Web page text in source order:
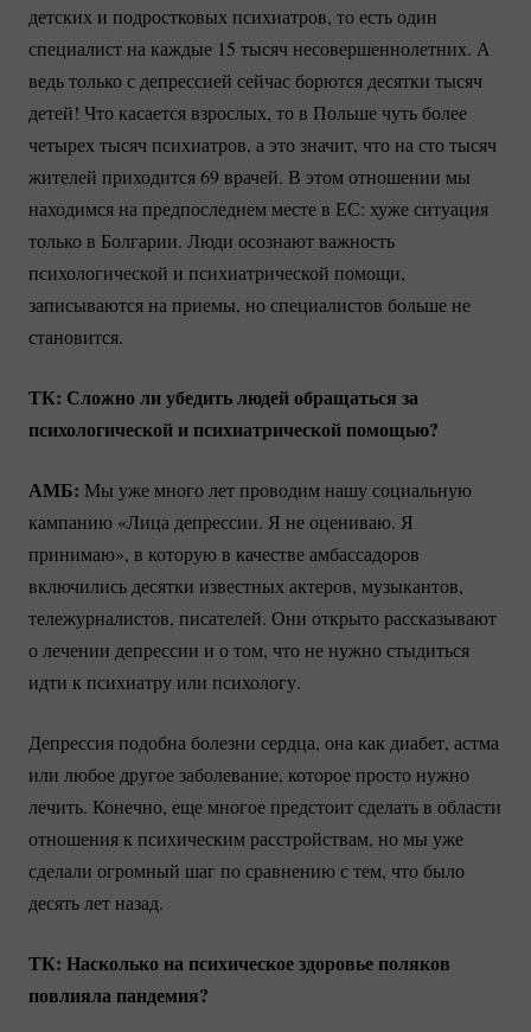
детских и подростковых психиатров, то есть один
специалист на каждые 15 тысяч несовершеннолетних. А
ведь только с депрессией сейчас борются десятки тысяч
детей! Что касается взрослых, то в Польше чуть более
четырех тысяч психиатров, а это значит, что на сто тысяч
жителей приходится 69 врачей. В этом отношении мы
находимся на предпоследнем месте в ЕС: хуже ситуация
только в Болгарии. Люди осознают важность
психологической и психиатрической помощи,
записываются на приемы, но специалистов больше не
становится.
ТК: Сложно ли убедить людей обращаться за
психологической и психиатрической помощью?
АМБ: Мы уже много лет проводим нашу социальную
кампанию «Лица депрессии. Я не оцениваю. Я
принимаю», в которую в качестве амбассадоров
включились десятки известных актеров, музыкантов,
тележурналистов, писателей. Они открыто рассказывают
о лечении депрессии и о том, что не нужно стыдиться
идти к психиатру или психологу.
Депрессия подобна болезни сердца, она как диабет, астма
или любое другое заболевание, которое просто нужно
лечить. Конечно, еще многое предстоит сделать в области
отношения к психическим расстройствам, но мы уже
сделали огромный шаг по сравнению с тем, что было
десять лет назад.
ТК: Насколько на психическое здоровье поляков
повлияла пандемия?